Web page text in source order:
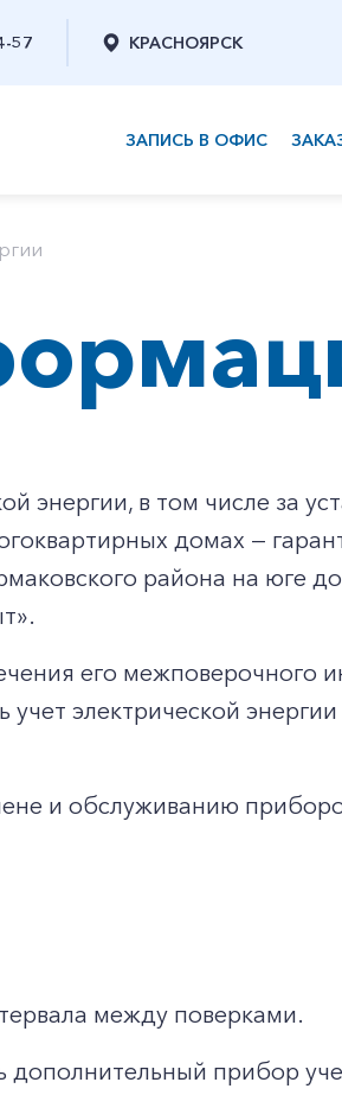
57
звонок
КРАСНОЯРСК
ЗАПИСЬ В ОФИС
энергии, в том числе за
домах —
района на юге
его межповерочного
электрической
и обслуживанию
между поверками.
дополнительный прибор